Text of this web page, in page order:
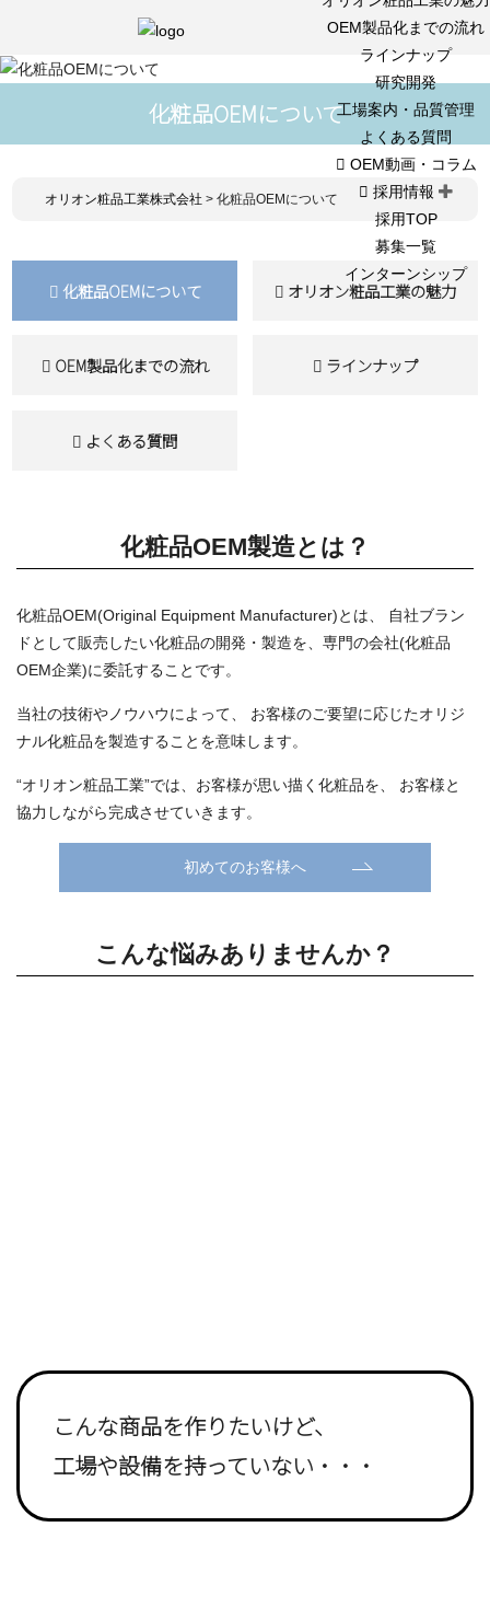
OEM製品化までの流れ
ラインナップ
研究開発
工場案内・品質管理
よくある質問
OEM動画・コラム
採用情報
採用TOP
募集一覧
インターンシップ
化粧品OEMについて
オリオン粧品工業株式会社 >化粧品OEMについて
化粧品OEMについて オリオン粧品工業の魅力
OEM製品化までの流れ ラインナップ
よくある質問
化粧品OEM製造とは？
化粧品OEM(Original Equipment Manufacturer)とは、
自社ブラン
ドとして販売したい化粧品の開発・製造を、専門の会社(化粧品
OEM企業)に委託することです。
当社の技術やノウハウによって、
お客様のご要望に応じたオリジ
ナル化粧品を製造することを意味します。
“オリオン粧品工業”では、お客様が思い描く化粧品を、
お客様と
協力しながら完成させていきます。
初めてのお客様へ
こんな悩みありませんか？
こんな商品を作りたいけど、
工場や設備を持っていない・・・